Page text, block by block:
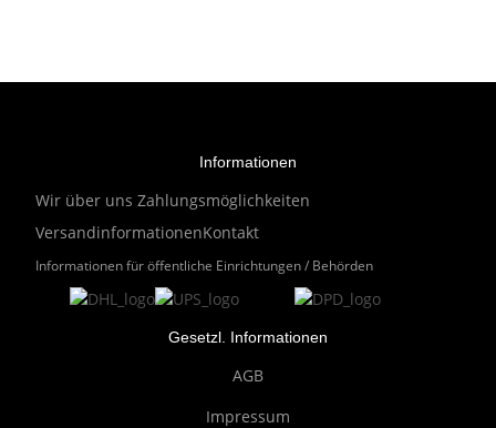
Informationen
Wir über uns Zahlungsmöglichkeiten
VersandinformationenKontakt
Informationen für öffentliche Einrichtungen / Behörden
Gesetzl. Informationen
AGB
Impressum